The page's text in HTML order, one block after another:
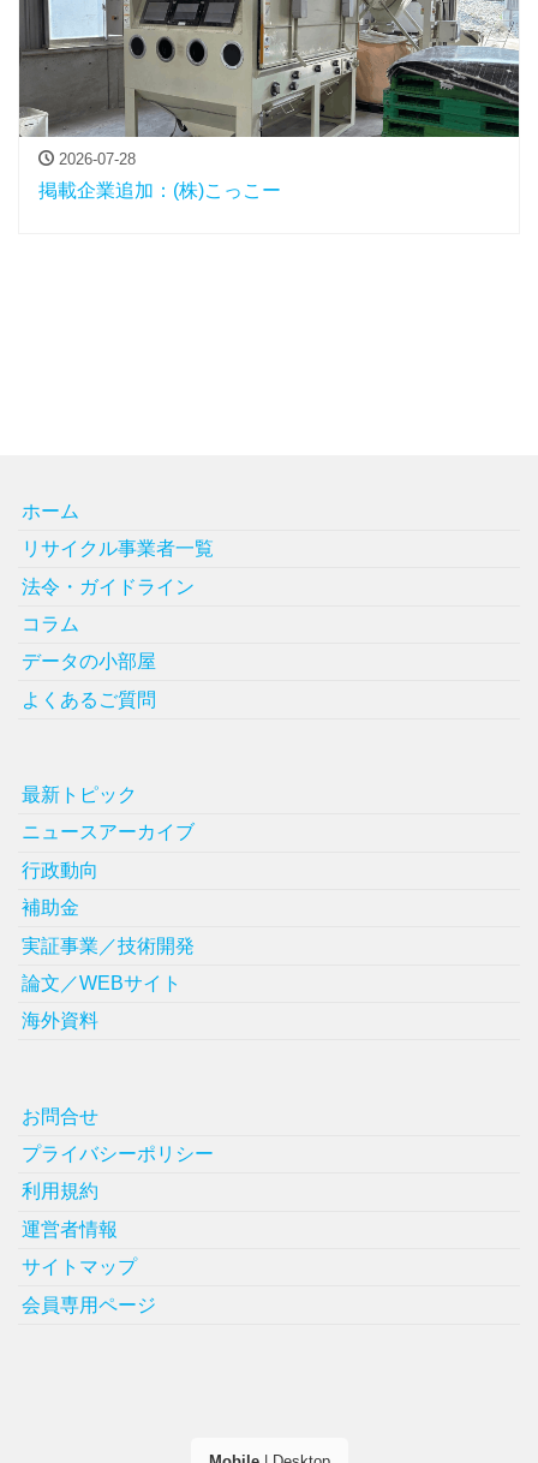
2026-07-28
掲載企業追加：(株)こっこー
ホーム
リサイクル事業者一覧
法令・ガイドライン
コラム
データの小部屋
よくあるご質問
最新トピック
ニュースアーカイブ
行政動向
補助金
実証事業／技術開発
論文／WEBサイト
海外資料
お問合せ
プライバシーポリシー
利用規約
運営者情報
サイトマップ
会員専用ページ